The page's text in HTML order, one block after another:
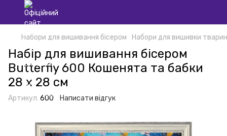
Набори для вишивання бісером Набори для вишивки
Набір для вишивання бісером
Butterfly 600 Кошенята та бабки
28 х 28 см
Артикул: 600 Написати відгук